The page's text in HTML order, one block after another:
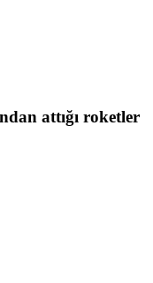
attığı roketler